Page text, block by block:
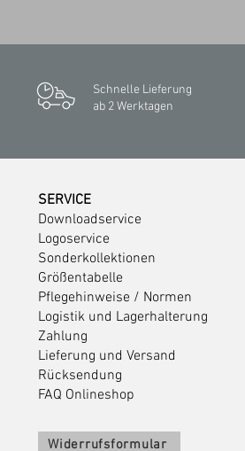
Schnelle Lieferung
ab 2 Werktagen
SERVICE
Downloadservice
Logoservice
Sonderkollektionen
Größentabelle
Pflegehinweise / Normen
Logistik und Lagerhalterung
Zahlung
Lieferung und Versand
Rücksendung
FAQ Onlineshop
Widerrufsformular